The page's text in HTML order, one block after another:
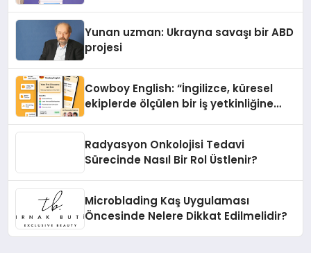
Yunan uzman: Ukrayna savaşı bir ABD
projesi
Cowboy English: “İngilizce, küresel
ekiplerde ölçülen bir iş yetkinliğine
Radyasyon Onkolojisi Tedavi
Sürecinde Nasıl Bir Rol Üstlenir?
Microblading Kaş Uygulaması
Öncesinde Nelere Dikkat Edilmelidir?